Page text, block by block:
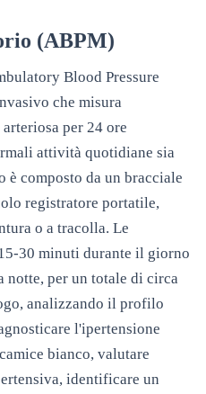
(ABPM)
Blood Pressure
che misura
per 24 ore
attività quotidiane sia
composto da un bracciale
registratore portatile,
o a tracolla. Le
30 minuti durante il giorno
notte, per un totale di circa
analizzando il profilo
l'ipertensione
bianco, valutare
identificare un